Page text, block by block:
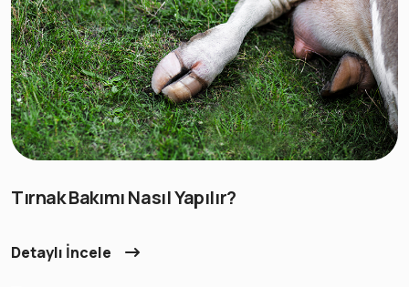
Tırnak Bakımı Nasıl Yapılır?
Detaylı İncele